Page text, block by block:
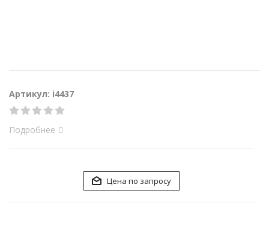
Артикул: i4437
Подробнее
Цена по запросу